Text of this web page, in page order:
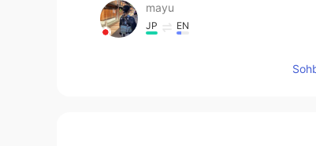
mayu
JP EN